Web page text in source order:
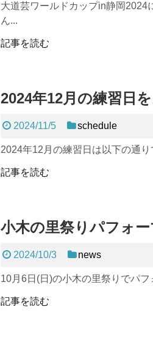
大道芸ワールドカップin静岡2024
ん...
記事を読む
2024年12月の練習日
2024/11/5 schedule
2024年12月の練習日は以下の通
記事を読む
小木の里祭りパフォ
2024/10/3 news
10月6日(日)の小木の里祭りでパ
記事を読む